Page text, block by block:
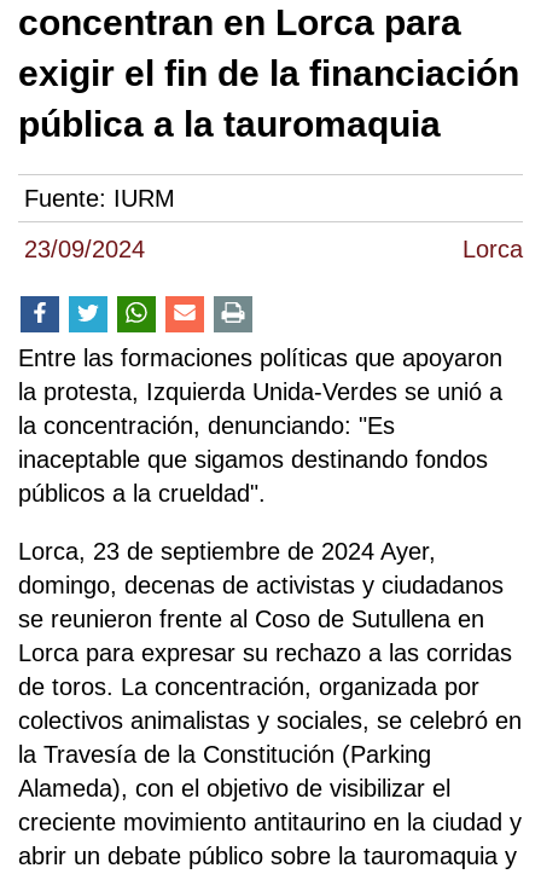
23/09/2024 Lorca
concentran en Lorca para
exigir el fin de la financiación
pública a la tauromaquia
Fuente: IURM
Entre las formaciones políticas que apoyaron
la protesta, Izquierda Unida-Verdes se unió a
la concentración, denunciando: "Es
inaceptable que sigamos destinando fondos
públicos a la crueldad".
Lorca, 23 de septiembre de 2024 Ayer,
domingo, decenas de activistas y ciudadanos
se reunieron frente al Coso de Sutullena en
Lorca para expresar su rechazo a las corridas
de toros. La concentración, organizada por
colectivos animalistas y sociales, se celebró en
la Travesía de la Constitución (Parking
Alameda), con el objetivo de visibilizar el
creciente movimiento antitaurino en la ciudad y
abrir un debate público sobre la tauromaquia y